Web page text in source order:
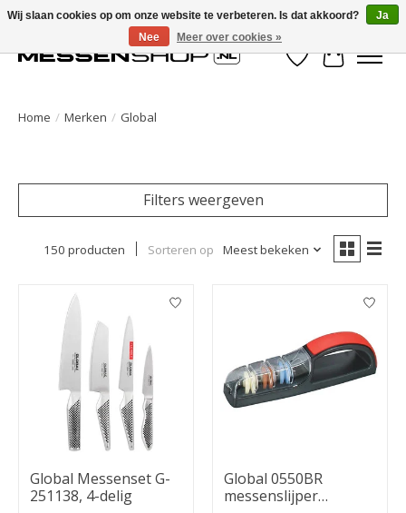
Verlanglijst
Home / Merken / Global
Filters weergeven
150 producten Sorteren op Meest bekeken
Global Messenset G-
251138, 4-delig
Global 0550BR
messenslijper
Wij slaan cookies op om onze website te verbeteren. Is dat akkoord?
Ja
Nee
Meer over cookies »